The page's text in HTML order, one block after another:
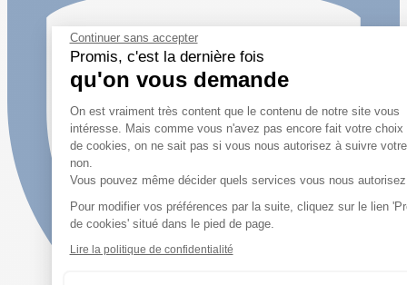
Continuer sans accepter
Promis, c'est la dernière fois
qu'on vous demande
Plateforme de Gestion du
On est vraiment très content que le contenu de notre site vous
intéresse. Mais comme vous n'avez pas encore fait votre choix
de cookies, on ne sait pas si vous nous autorisez à suivre
non.
Vous pouvez même décider quels services vous nous
Pour modifier vos préférences par la suite, cliquez sur le lien
de cookies' situé dans le pied de page.
Lire la politique de confidentialité
Axeptio consent